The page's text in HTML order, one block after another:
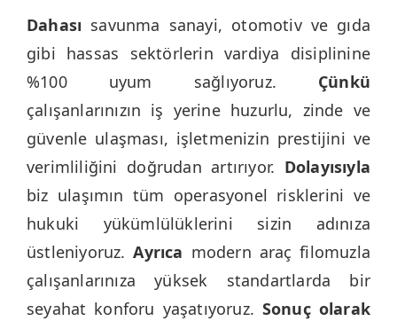
Dahası savunma sanayi, otomotiv ve gıda
gibi hassas sektörlerin vardiya disiplinine
%100 uyum sağlıyoruz. Çünkü
çalışanlarınızın iş yerine huzurlu, zinde ve
güvenle ulaşması, işletmenizin prestijini ve
verimliliğini doğrudan artırıyor. Dolayısıyla
biz ulaşımın tüm operasyonel risklerini ve
hukuki yükümlülüklerini sizin adınıza
üstleniyoruz.Ayrıca modern araç filomuzla
çalışanlarınıza yüksek standartlarda bir
seyahat konforu yaşatıyoruz. Sonuç olarak